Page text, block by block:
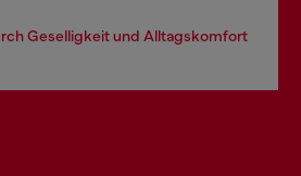
Geselligkeit und Alltagskomfort